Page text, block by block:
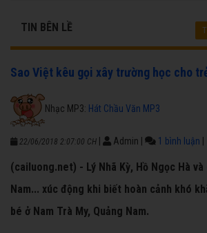
TIN BÊN LỀ
Sao Việt kêu gọi xây trường học cho
Nhạc MP3: Hát Chầu Văn MP3
22/06/2018 2:07:00 CH Admin 1 bình luận
(cailuong.net) - Lý Nhã Kỳ, Hồ Ngọc Hà
Nam... xúc động khi biết hoàn cảnh khó
bé ở Nam Trà My, Quảng Nam.